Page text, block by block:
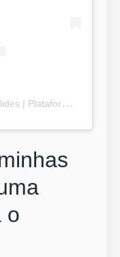
U
ma publicação partilhada por Sólides | Plataforma de Gestão de Pessoas (@solidesoficial)
o